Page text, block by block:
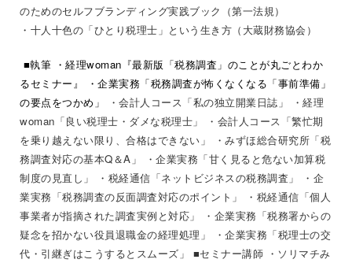
のためのセルフブランディング実践ブック（第一法規）
・ 十人十色の「ひとり税理士」という生き方（大蔵財務協会）
■執筆 ・経理woman『最新版「税務調査」のことが丸ごとわか
るセミナー』
・企業実務「税務調査が怖くなくなる「事前準備」
の要点をつかめ」
・会計人コース「私の独立開業日誌」
・経理
woman「良い税理士・ダメな税理士」
・会計人コース「繁忙期
を乗り越えない限り、合格はできない」
・みずほ総合研究所「税
務調査対応の基本Q＆A」 ・企業実務「甘く見ると危ない加算税
制度の見直し」 ・税経通信「ネットビジネスの税務調査」 ・企
業実務「税務調査の反面調査対応のポイント」 ・税経通信「個人
事業者が指摘された調査実例と対応」 ・企業実務「税務署からの
疑念を招かない役員退職金の経理処理」 ・企業実務「税理士の交
代・引継ぎはこうするとスムーズ 」 ■セミナー講師 ・ソリマチみ